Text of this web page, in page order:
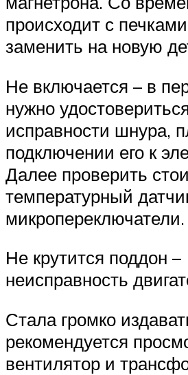
происходит с
заменить на новую
Не включается – в
нужно
исправности шнура,
подключении его к
Далее проверить
температурный
микропереключатели.
Не крутится поддон –
неисправность
Стала громко
рекомендуется
вентилятор и